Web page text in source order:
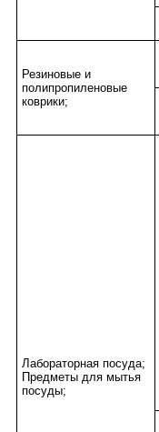
Резиновые и
полипропиленовые
коврики;
Лабораторная посуда;
Предметы для мытья
посуды;